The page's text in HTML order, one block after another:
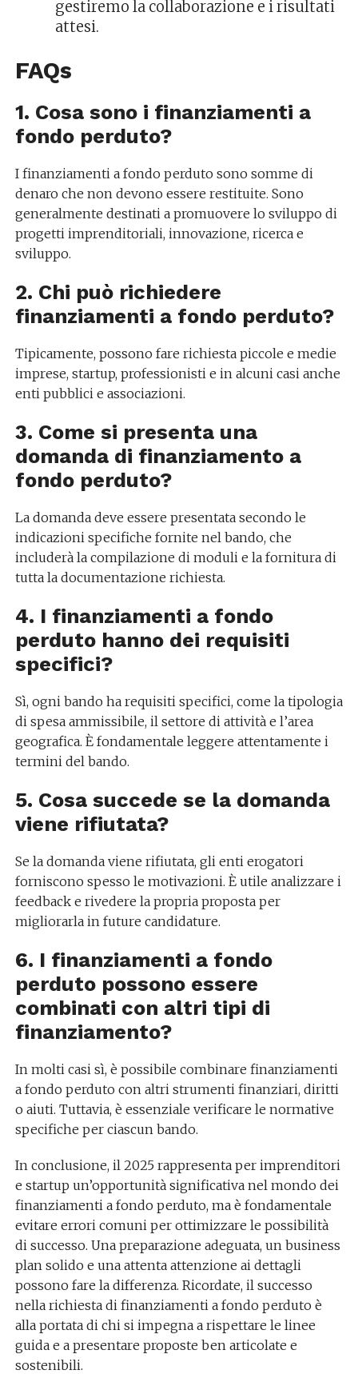
gestiremo la collaborazione e i risultati
attesi.
FAQs
1. Cosa sono i finanziamenti a
fondo perduto?
I finanziamenti a fondo perduto sono somme di
denaro che non devono essere restituite. Sono
generalmente destinati a promuovere lo sviluppo di
progetti imprenditoriali, innovazione, ricerca e
sviluppo.
2. Chi può richiedere
finanziamenti a fondo perduto?
Tipicamente, possono fare richiesta piccole e medie
imprese, startup, professionisti e in alcuni casi anche
enti pubblici e associazioni.
3. Come si presenta una
domanda di finanziamento a
fondo perduto?
La domanda deve essere presentata secondo le
indicazioni specifiche fornite nel bando, che
includerà la compilazione di moduli e la fornitura di
tutta la documentazione richiesta.
4. I finanziamenti a fondo
perduto hanno dei requisiti
specifici?
Sì, ogni bando ha requisiti specifici, come la tipologia
di spesa ammissibile, il settore di attività e l’area
geografica. È fondamentale leggere attentamente i
termini del bando.
5. Cosa succede se la domanda
viene rifiutata?
Se la domanda viene rifiutata, gli enti erogatori
forniscono spesso le motivazioni. È utile analizzare i
feedback e rivedere la propria proposta per
migliorarla in future candidature.
6. I finanziamenti a fondo
perduto possono essere
combinati con altri tipi di
finanziamento?
In molti casi sì, è possibile combinare finanziamenti
a fondo perduto con altri strumenti finanziari, diritti
o aiuti. Tuttavia, è essenziale verificare le normative
specifiche per ciascun bando.
In conclusione, il 2025 rappresenta per imprenditori
e startup un’opportunità significativa nel mondo dei
finanziamenti a fondo perduto, ma è fondamentale
evitare errori comuni per ottimizzare le possibilità
di successo. Una preparazione adeguata, un business
plan solido e una attenta attenzione ai dettagli
possono fare la differenza. Ricordate, il successo
nella richiesta di finanziamenti a fondo perduto è
alla portata di chi si impegna a rispettare le linee
guida e a presentare proposte ben articolate e
sostenibili.